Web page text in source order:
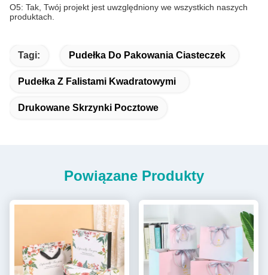
O5: Tak, Twój projekt jest uwzględniony we wszystkich naszych
produktach.
Tagi: Pudełka Do Pakowania Ciasteczek
Pudełka Z Falistami Kwadratowymi
Drukowane Skrzynki Pocztowe
Powiązane Produkty